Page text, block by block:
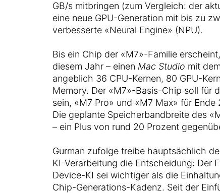
GB/s mitbringen (zum Vergleich: der
eine neue GPU-Generation mit bis zu
verbesserte «Neural Engine» (NPU).
Bis ein Chip der «M7»-Familie
diesem Jahr – einen Mac Studio mit
angeblich 36 CPU-Kernen, 80 GPU-
Memory. Der «M7»-Basis-Chip soll für
sein, «M7 Pro» und «M7 Max» für
Die geplante Speicherbandbreite des
– ein Plus von rund 20 Prozent
Gurman zufolge treibe hauptsächlich
KI-Verarbeitung die Entscheidung: Der
Device-KI sei wichtiger als die
Chip-Generations-Kadenz. Seit der